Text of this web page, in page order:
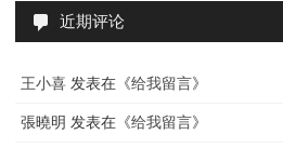
近期评论
王小喜 发表在《给我留言》
張曉明 发表在《给我留言》